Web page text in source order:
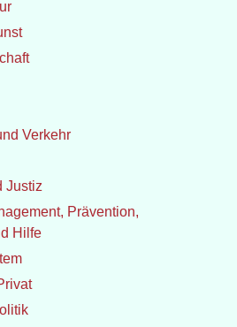
Verkehr
Justiz
Prävention,
Hilfe